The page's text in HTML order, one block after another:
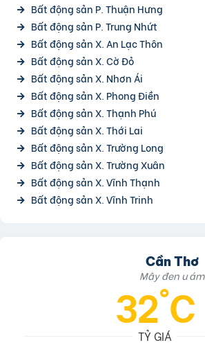
Bất động sản P. Thuận Hưng
Bất động sản P. Trung Nhứt
Bất động sản X. An Lạc Thôn
Bất động sản X. Cờ Đỏ
Bất động sản X. Nhơn Ái
Bất động sản X. Phong Điền
Bất động sản X. Thạnh Phú
Bất động sản X. Thới Lai
Bất động sản X. Trường Long
Bất động sản X. Trường Xuân
Bất động sản X. Vĩnh Thạnh
Bất động sản X. Vĩnh Trinh
Cần Thơ
Mây đen u ám
32°C
TỶ GIÁ